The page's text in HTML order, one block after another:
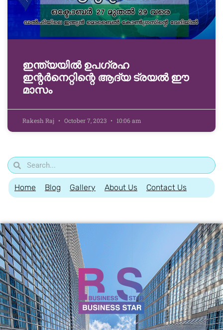
ഇന്ത്യയിൽ ഉപഗ്രഹ
ഇന്റർനെറ്റിന്റെ ആദ്യ ട്രയൽ ഈ
മാസം
Rakesh Raj October 7, 2023 10:06 am
Home Blog Gallery About Us Contact Us